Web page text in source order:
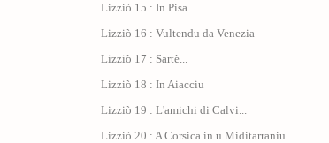
Lizziò 15 : In Pisa
Lizziò 16 : Vultendu da Venezia
Lizziò 17 : Sartè...
Lizziò 18 : In Aiacciu
Lizziò 19 : L'amichi di Calvi...
Lizziò 20 : A Corsica in u Miditarraniu